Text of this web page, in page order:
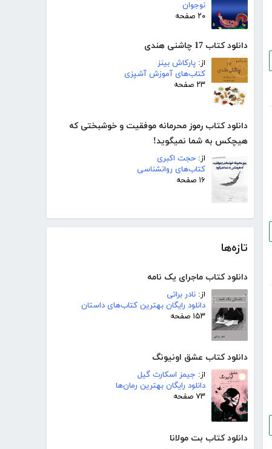
نوجوان
۲۰ صفحه
دانلود کتاب 17 چاشنی هندی
از: پارکاش بینز
کتاب‌های آموزش آشپزی
۲۳ صفحه
دانلود کتاب رموز محرمانه موفقیت و خوشبختی که
هیچکس به شما نمیگوید!
از: حجت اکبری
کتاب‌های روانشناسی
۱۶ صفحه
تازه‌ها
دانلود کتاب ماجرای یک نامه
از: نادر براتی
دانلود رایگان بهترین کتاب‌های داستان
۱۵۳ صفحه
دانلود کتاب عشق اونیونگ
از: جیمز اسکارث گیل
دانلود رایگان بهترین رمان‌ها
۷۳ صفحه
دانلود کتاب بت مولانا